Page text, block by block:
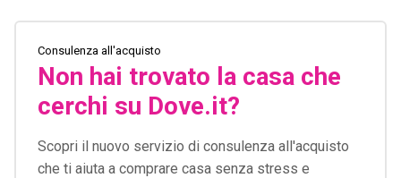
Consulenza all'acquisto
Non hai trovato la casa che
cerchi su Dove.it?
Scopri il nuovo servizio di consulenza all'acquisto
che ti aiuta a comprare casa senza stress e